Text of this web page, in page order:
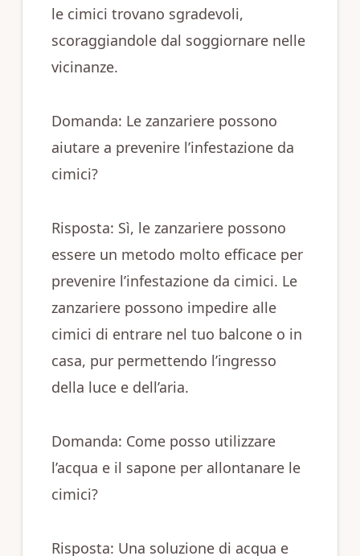
le cimici trovano sgradevoli,
scoraggiandole dal soggiornare nelle
vicinanze.
Domanda: Le zanzariere possono
aiutare a prevenire l’infestazione da
cimici?
Risposta: Sì, le zanzariere possono
essere un metodo molto efficace per
prevenire l’infestazione da cimici. Le
zanzariere possono impedire alle
cimici di entrare nel tuo balcone o in
casa, pur permettendo l’ingresso
della luce e dell’aria.
Domanda: Come posso utilizzare
l’acqua e il sapone per allontanare le
cimici?
Risposta: Una soluzione di acqua e